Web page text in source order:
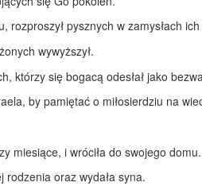
rozproszył pysznych w zamysłach
wywyższył.
którzy się bogacą odesłał jako
by pamiętać o miłosierdziu na
miesiące, i wróciła do swojego domu.
rodzenia oraz wydała syna.